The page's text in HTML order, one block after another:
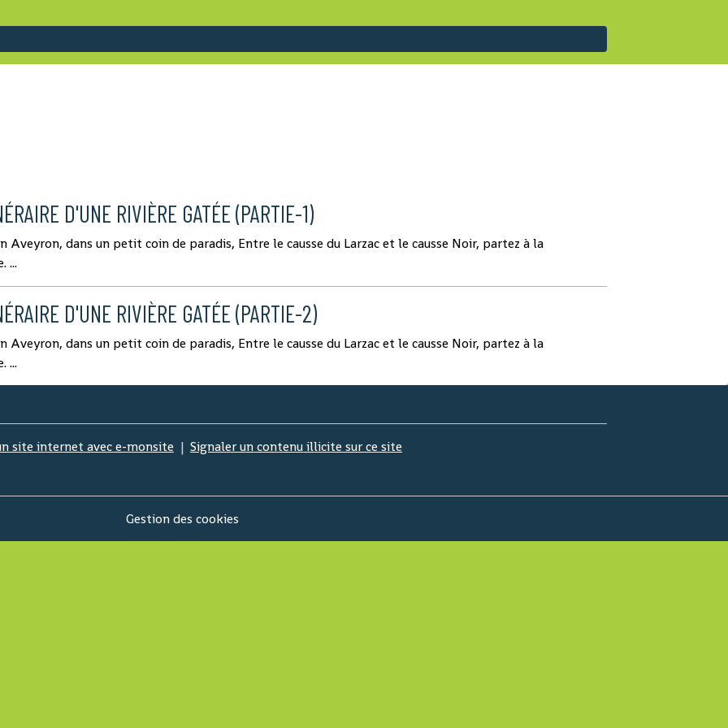
D'UNE RIVIÈRE GATÉE (PARTIE-1)
Aveyron, dans un petit coin de paradis, Entre le causse du Larzac et le causse Noir, partez à la
...
D'UNE RIVIÈRE GATÉE (PARTIE-2)
Aveyron, dans un petit coin de paradis, Entre le causse du Larzac et le causse Noir, partez à la
...
site internet avec e-monsite Signaler un contenu illicite sur ce site
Gestion des cookies